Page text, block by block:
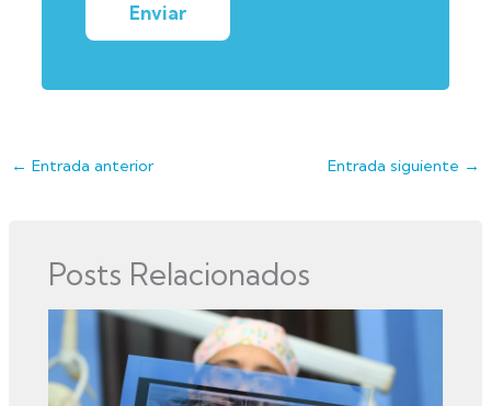
Enviar
← Entrada anterior Entrada siguiente →
Posts Relacionados